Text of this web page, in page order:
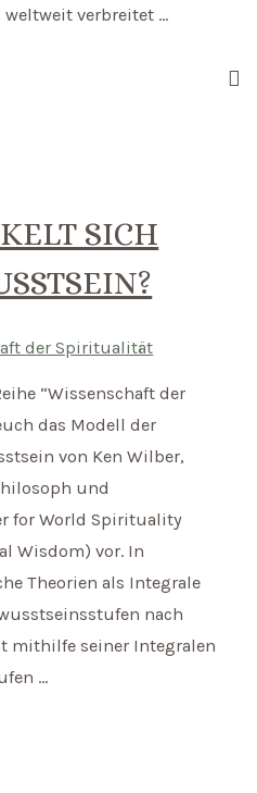
verbreitet …
SICH
der Spiritualität
“Wissenschaft der
das Modell der
von Ken Wilber,
und
for World Spirituality
Wisdom) vor. In
Theorien als Integrale
nach
mithilfe seiner Integralen
…